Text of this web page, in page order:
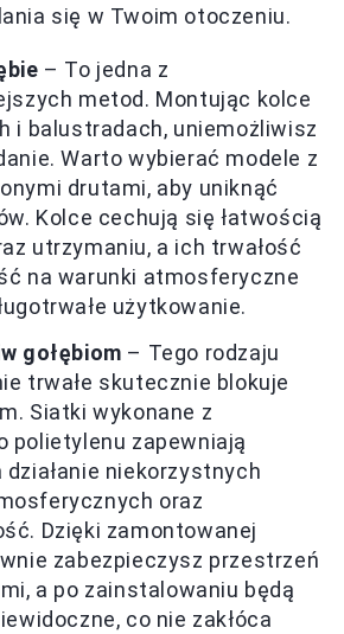
się w Twoim otoczeniu.
– To jedna z
metod. Montując kolce
i balustradach, uniemożliwisz
Warto wybierać modele z
drutami, aby uniknąć
Kolce cechują się łatwością
utrzymaniu, a ich trwałość
na warunki atmosferyczne
użytkowanie.
gołębiom – Tego rodzaju
trwałe skutecznie blokuje
Siatki wykonane z
polietylenu zapewniają
działanie niekorzystnych
oraz
Dzięki zamontowanej
zabezpieczysz przestrzeń
a po zainstalowaniu będą
co nie zakłóca